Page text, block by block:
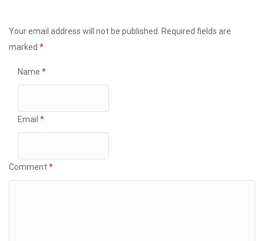
Your email address will not be published. Required fields are
marked *
Name *
Email *
Comment *